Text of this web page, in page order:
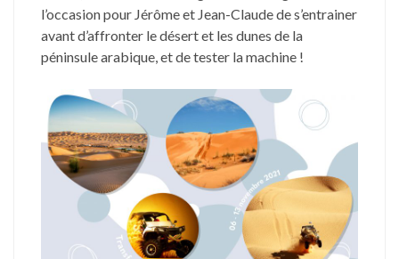
l’occasion pour Jérôme et Jean-Claude de s’entrainer
avant d’affronter le désert et les dunes de la
péninsule arabique, et de tester la machine !